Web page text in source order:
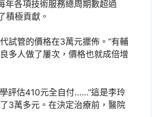
年各項技術服務總周期數超過
積極貢獻。
試管的價格在3萬元擺佈。”有輔
多人做了屢次，價格也就成倍增
評估410元全自付……”這是李玲
3萬多元。在決定治療前，醫院